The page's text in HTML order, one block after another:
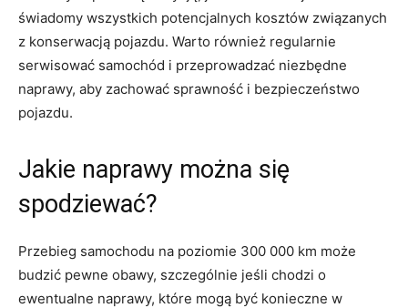
świadomy wszystkich potencjalnych kosztów związanych
⁣z konserwacją pojazdu. Warto również regularnie
serwisować samochód i ‌przeprowadzać niezbędne
naprawy, aby ⁣zachować sprawność i bezpieczeństwo
pojazdu.
Jakie ‌naprawy można się
spodziewać?
Przebieg samochodu na poziomie 300 000 km może
budzić‌ pewne obawy, szczególnie jeśli chodzi o
ewentualne naprawy, ‍które ​mogą być⁤ konieczne ⁣w